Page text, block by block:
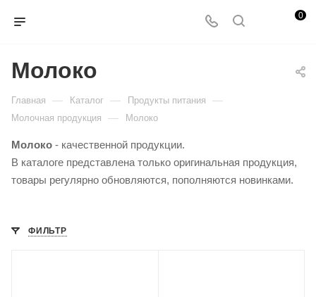
0
Молоко
Главная — Каталог — Продукты питания —
Молочная продукция — Молоко
Молоко - качественной продукции.
В каталоге представлена только оригинальная продукция,
товары регулярно обновляются, пополняются новинками.
ФИЛЬТР